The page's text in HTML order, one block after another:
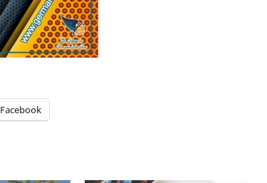
Facebook